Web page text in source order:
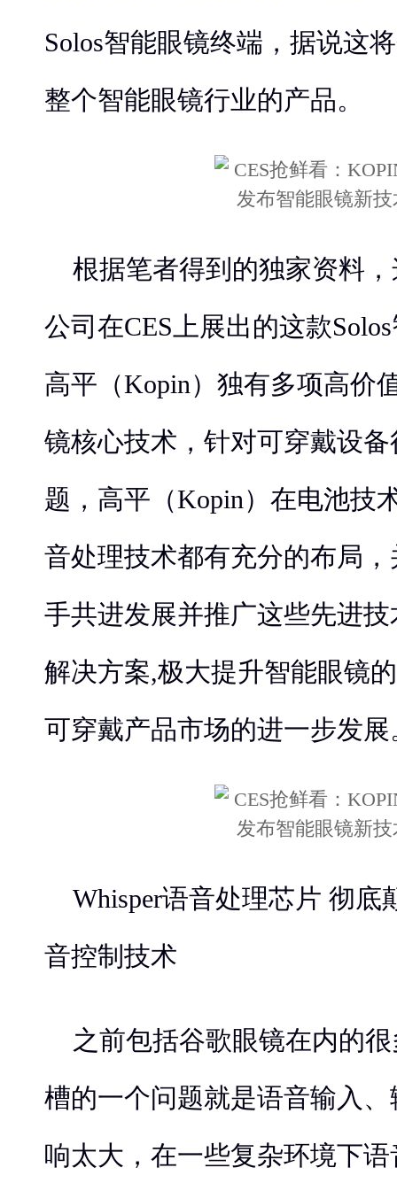
Solos智能眼镜终端，据说这
整个智能眼镜行业的产品。
根据笔者得到的独家资料
公司在CES上展出的这款
高平（Kopin）独有多项高价
镜核心技术，针对可穿戴设
题，高平（Kopin）在电池技
音处理技术都有充分的布局
手共进发展并推广这些先进
解决方案,极大提升智能眼镜
可穿戴产品市场的进一步发展
Whisper语音处理芯片 彻底
音控制技术
之前包括谷歌眼镜在内的
槽的一个问题就是语音输入
响太大，在一些复杂环境下